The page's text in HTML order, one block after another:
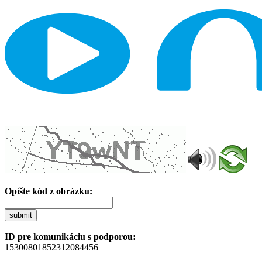
Opíšte kód z obrázku:
submit
ID pre komunikáciu s podporou:
15300801852312084456